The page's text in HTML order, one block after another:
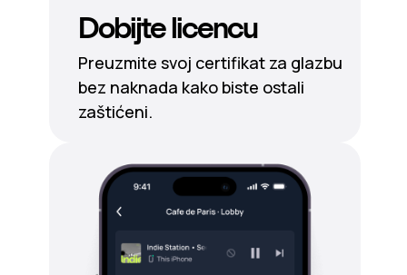
Dobijte licencu
Preuzmite svoj certifikat za glazbu
bez naknada kako biste ostali
zaštićeni.